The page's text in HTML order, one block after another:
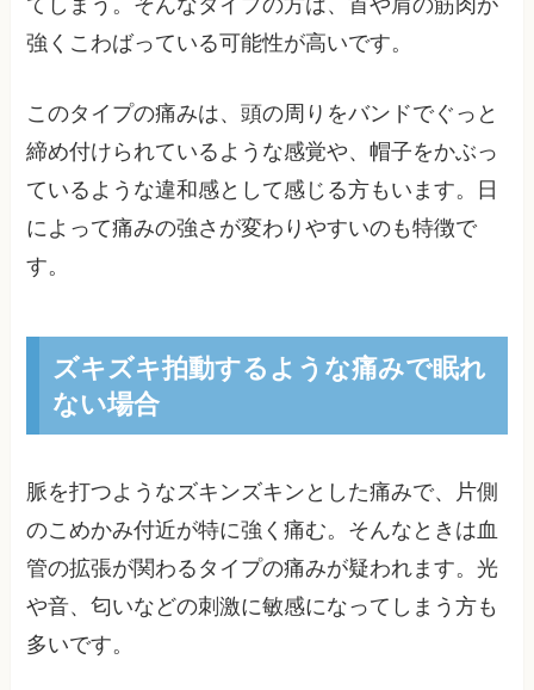
てしまう。そんなタイプの方は、首や肩の筋肉が
強くこわばっている可能性が高いです。
このタイプの痛みは、頭の周りをバンドでぐっと
締め付けられているような感覚や、帽子をかぶっ
ているような違和感として感じる方もいます。日
によって痛みの強さが変わりやすいのも特徴で
す。
ズキズキ拍動するような痛みで眠れ
ない場合
脈を打つようなズキンズキンとした痛みで、片側
のこめかみ付近が特に強く痛む。そんなときは血
管の拡張が関わるタイプの痛みが疑われます。光
や音、匂いなどの刺激に敏感になってしまう方も
多いです。